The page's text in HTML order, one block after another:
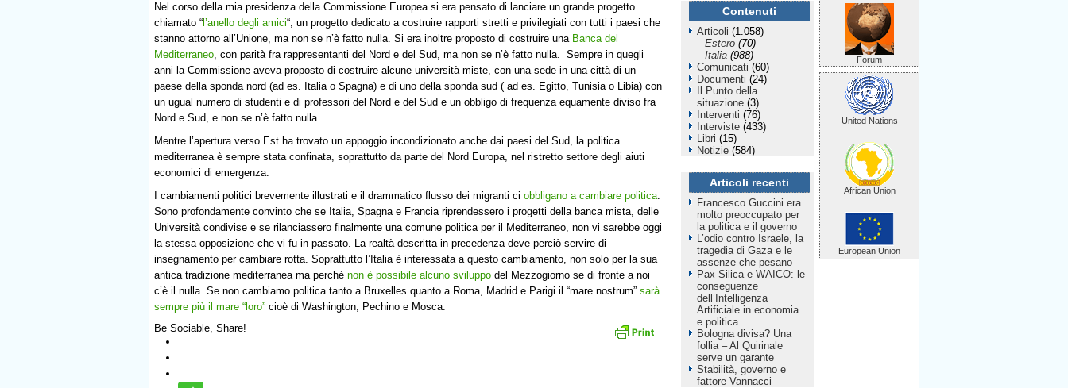
Nel corso della mia presidenza della Commissione Europea si era pensato di lanciare un grande progetto
chiamato “ l’anello degli amici“, un progetto dedicato a costruire rapporti stretti e privilegiati con tutti i paesi che
stanno attorno all’Unione, ma non se n’è fatto nulla. Si era inoltre proposto di costruire una Banca del
Mediterraneo, con parità fra rappresentanti del Nord e del Sud, ma non se n’è fatto nulla. Sempre in quegli
anni la Commissione aveva proposto di costruire alcune università miste, con una sede in una città di un
paese della sponda nord (ad es. Italia o Spagna) e di uno della sponda sud ( ad es. Egitto, Tunisia o Libia) con
un ugual numero di studenti e di professori del Nord e del Sud e un obbligo di frequenza equamente diviso fra
Nord e Sud, e non se n’è fatto nulla.
Mentre l’apertura verso Est ha trovato un appoggio incondizionato anche dai paesi del Sud, la politica
mediterranea è sempre stata confinata, soprattutto da parte del Nord Europa, nel ristretto settore degli aiuti
economici di emergenza.
I cambiamenti politici brevemente illustrati e il drammatico flusso dei migranti ci obbligano a cambiare politica.
Sono profondamente convinto che se Italia, Spagna e Francia riprendessero i progetti della banca mista, delle
Università condivise e se rilanciassero finalmente una comune politica per il Mediterraneo, non vi sarebbe oggi
la stessa opposizione che vi fu in passato. La realtà descritta in precedenza deve perciò servire di
insegnamento per cambiare rotta. Soprattutto l’Italia è interessata a questo cambiamento, non solo per la sua
antica tradizione mediterranea ma perché non è possibile alcuno sviluppo del Mezzogiorno se di fronte a noi
c’è il nulla. Se non cambiamo politica tanto a Bruxelles quanto a Roma, Madrid e Parigi il “mare nostrum” sarà
sempre più il mare “loro” cioè di Washington, Pechino e Mosca.
Be Sociable, Share!
Contenuti
Articoli (1.058)
Estero (70)
Italia (988)
Comunicati (60)
Documenti (24)
Il Punto della
situazione (3)
Interventi (76)
Interviste (433)
Libri (15)
Notizie (584)
Articoli recenti
Francesco Guccini era
molto preoccupato per
la politica e il governo
L’odio contro Israele, la
tragedia di Gaza e le
assenze che pesano
Pax Silica e WAICO: le
conseguenze
dell’Intelligenza
Artificiale in economia
e politica
Bologna divisa? Una
follia – Al Quirinale
serve un garante
Stabilità, governo e
fattore Vannacci
Forum
United Nations
African Union
European Union